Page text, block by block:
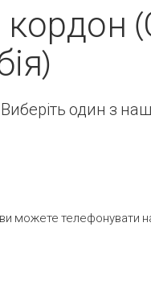
один з
можете телефонувати на